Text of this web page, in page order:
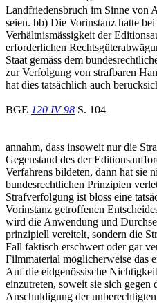
Landfriedensbruch im Sinne von
seien. bb) Die Vorinstanz hatte
Verhältnismässigkeit der
erforderlichen
Staat gemäss dem
zur Verfolgung von strafbaren
hat dies tatsächlich auch
BGE 120 IV 98 S. 104
annahm, dass insoweit nur die
Gegenstand des der
Verfahrens bildeten, dann hat sie
bundesrechtlichen Prinzipien
Strafverfolgung ist bloss eine
Vorinstanz getroffenen
wird die Anwendung und
prinzipiell vereitelt, sondern die
Fall faktisch erschwert oder gar
Filmmaterial möglicherweise das
Auf die eidgenössische
einzutreten, soweit sie sich gegen
Anschuldigung der